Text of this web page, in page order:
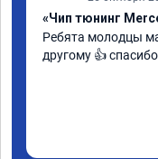
«Чип тюнинг
Ребята молодцы
другому 👍